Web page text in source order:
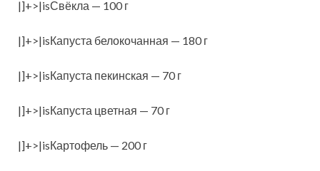
|]+>|isСвёкла — 100 г
|]+>|isКапуста белокочанная — 180 г
|]+>|isКапуста пекинская — 70 г
|]+>|isКапуста цветная — 70 г
|]+>|isКартофель — 200 г